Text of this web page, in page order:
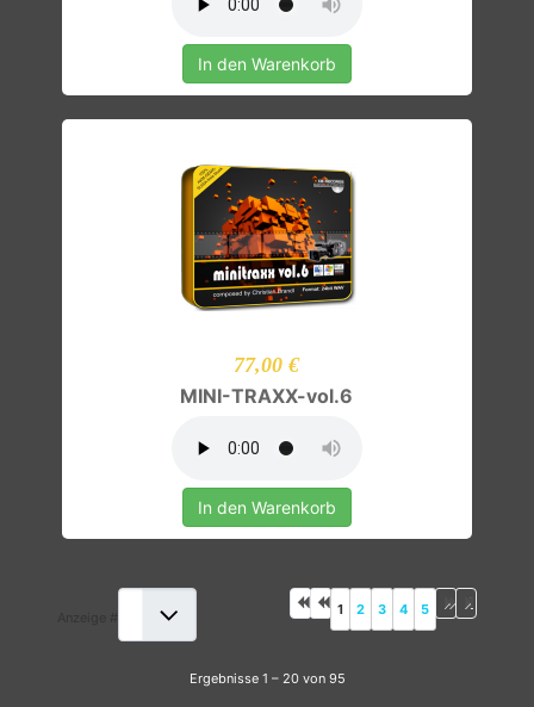
In den Warenkorb
77,00 €
MINI-TRAXX-vol.6
In den Warenkorb
1 2 3 4 5
Ergebnisse 1 – 20 von 95